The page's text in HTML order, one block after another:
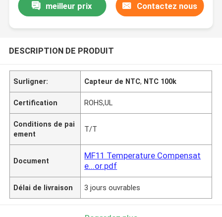
meilleur prix Contactez nous
DESCRIPTION DE PRODUIT
Surligner: Capteur de NTC, NTC 100k
Certification ROHS,UL
Conditions de pai
ement
T/T
Document
MF11 Temperature Compensat
e...or.pdf
Délai de livraison 3 jours ouvrables